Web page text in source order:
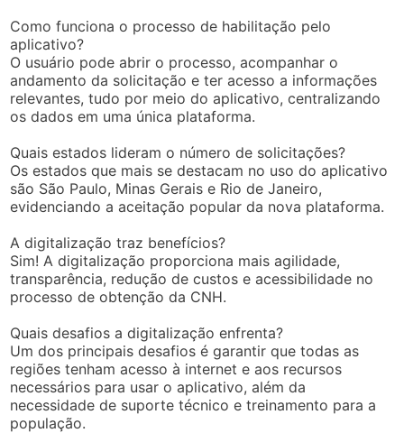
Como funciona o processo de habilitação pelo
aplicativo?
O usuário pode abrir o processo, acompanhar o
andamento da solicitação e ter acesso a informações
relevantes, tudo por meio do aplicativo, centralizando
os dados em uma única plataforma.
Quais estados lideram o número de solicitações?
Os estados que mais se destacam no uso do aplicativo
são São Paulo, Minas Gerais e Rio de Janeiro,
evidenciando a aceitação popular da nova plataforma.
A digitalização traz benefícios?
Sim! A digitalização proporciona mais agilidade,
transparência, redução de custos e acessibilidade no
processo de obtenção da CNH.
Quais desafios a digitalização enfrenta?
Um dos principais desafios é garantir que todas as
regiões tenham acesso à internet e aos recursos
necessários para usar o aplicativo, além da
necessidade de suporte técnico e treinamento para a
população.